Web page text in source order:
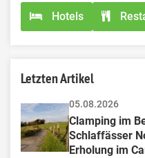
Hotels
Letzten Artikel
05.08.2026
Clamping im
Schlaffässer
Erholung im